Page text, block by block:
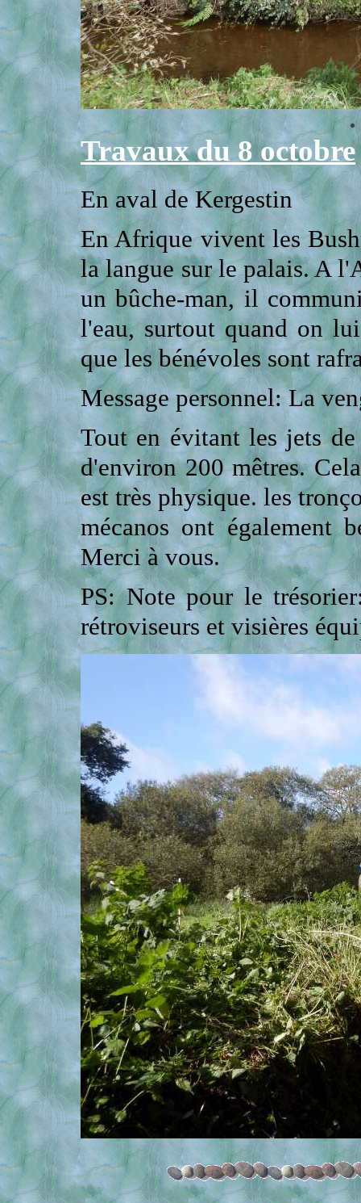
Travaux du 8 octobre
En aval de Kergestin
En Afrique vivent les
la langue sur le palais. A
un bûche-man, il
l'eau, surtout quand on
que les bénévoles sont
Message personnel: La
Tout en évitant les jets
d'environ 200 mêtres.
est très physique. les
mécanos ont également
Merci à vous.
PS: Note pour le
rétroviseurs et visières